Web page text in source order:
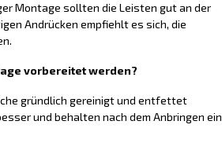
Montage sollten die Leisten gut an der
Andrücken empfiehlt es sich, die
vorbereitet werden?
gründlich gereinigt und entfettet
und behalten nach dem Anbringen ein